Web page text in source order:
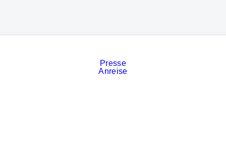
Presse
Anreise